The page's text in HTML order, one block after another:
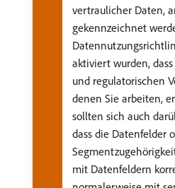
vertraulicher Daten,
gekennzeichnet
aktiviert wurden,
und regulatorischen
denen Sie arbeiten,
sollten sich auch
dass die Datenfelder
mit Datenfeldern